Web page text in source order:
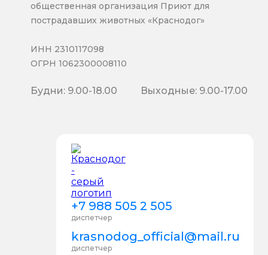
+7 988 505 2 505
диспетчер
krasnodog_official@mail.ru
диспетчер
общественная организация Приют для
пострадавших животных «Краснодог»
ИНН 2310117098
ОГРН 1062300008110
Будни: 9.00-18.00 Выходные: 9.00-17.00